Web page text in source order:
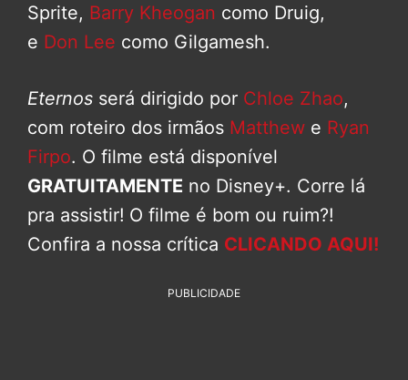
Sprite, Barry Kheogan como Druig,
e Don Lee como Gilgamesh.
Eternos será dirigido por Chloe Zhao,
com roteiro dos irmãos Matthew e Ryan
Firpo. O filme está disponível
GRATUITAMENTE no Disney+. Corre lá
pra assistir! O filme é bom ou ruim?!
Confira a nossa crítica CLICANDO AQUI!
PUBLICIDADE